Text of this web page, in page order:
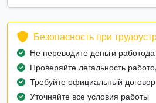
Безопасность при
Не переводите деньги
Проверяйте легальность
Требуйте официальный договор
Уточняйте все условия работы